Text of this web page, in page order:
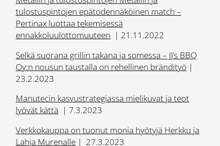
tulostuspintojen epätodennäköinen match –
Pertinax luottaa tekemisessä
ennakkoluulottomuuteen | 21.11.2022
Selkä suorana grillin takana ja somessa – JJ’s BBQ
Oy:n nousun taustalla on rehellinen brändityö |
23.2.2023
Manutecin kasvustrategiassa mielikuvat ja teot
lyövät kättä | 7.3.2023
Verkkokauppa on tuonut monia hyötyjä Herkku ja
Lahja Murenalle | 27.3.2023